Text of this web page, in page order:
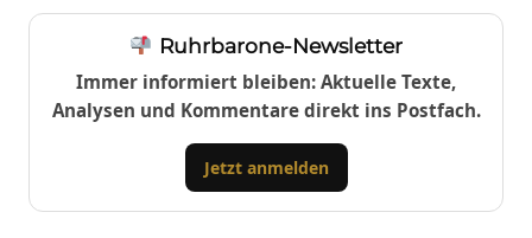
Ruhrbarone-Newsletter
Immer informiert bleiben: Aktuelle Texte,
Analysen und Kommentare direkt ins Postfach.
Jetzt anmelden